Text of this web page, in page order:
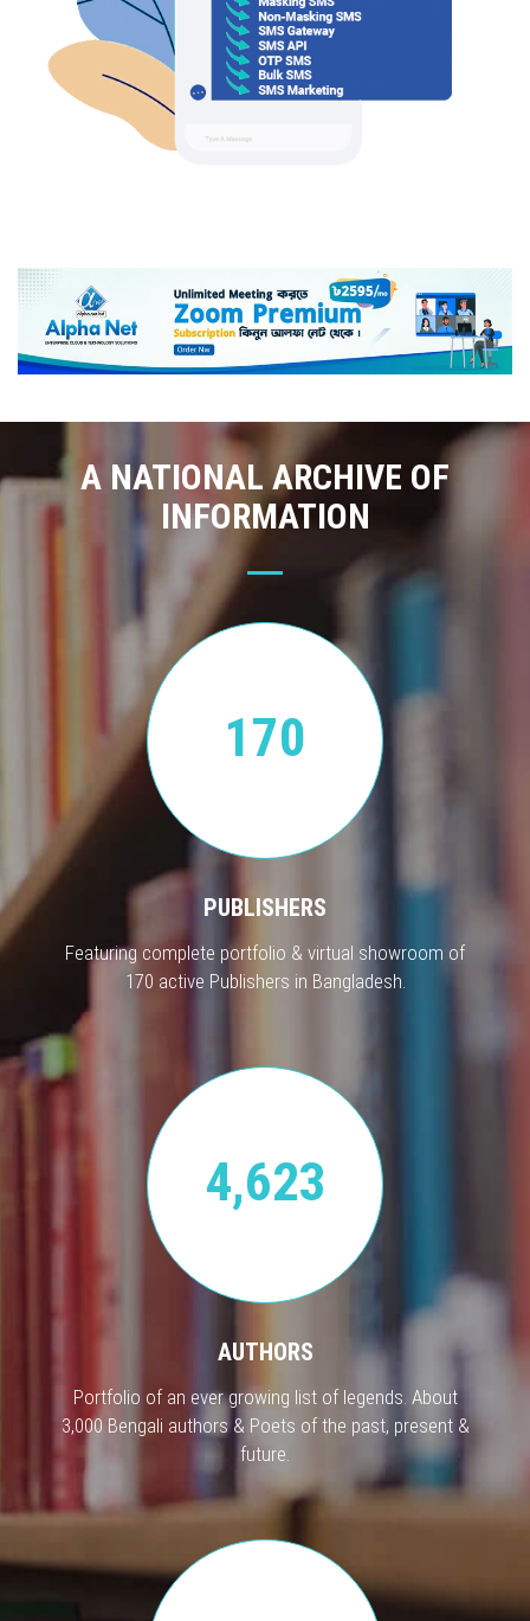
A NATIONAL ARCHIVE OF
INFORMATION
170
PUBLISHERS
Featuring complete portfolio & virtual showroom of
170 active Publishers in Bangladesh.
4,623
AUTHORS
Portfolio of an ever growing list of legends. About
3,000 Bengali authors & Poets of the past, present &
future.